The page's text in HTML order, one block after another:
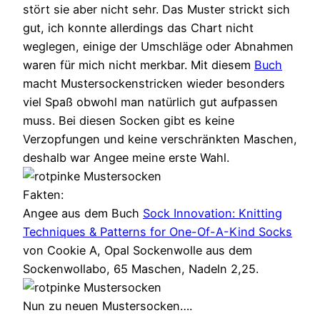
stört sie aber nicht sehr. Das Muster strickt sich
gut, ich konnte allerdings das Chart nicht
weglegen, einige der Umschläge oder Abnahmen
waren für mich nicht merkbar. Mit diesem Buch
macht Mustersockenstricken wieder besonders
viel Spaß obwohl man natürlich gut aufpassen
muss. Bei diesen Socken gibt es keine
Verzopfungen und keine verschränkten Maschen,
deshalb war Angee meine erste Wahl.
Fakten:
Angee aus dem Buch Sock Innovation: Knitting
Techniques & Patterns for One-Of-A-Kind Socks
von Cookie A, Opal Sockenwolle aus dem
Sockenwollabo, 65 Maschen, Nadeln 2,25.
Nun zu neuen Mustersocken….